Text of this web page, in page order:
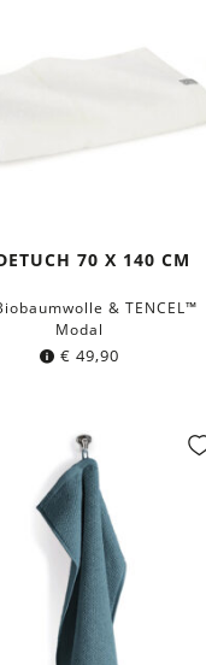
70 X 140 CM
& TENCEL™
Modal
€ 49,90